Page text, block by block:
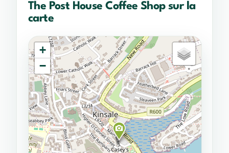
The Post House Coffee Shop sur la
carte
+
−